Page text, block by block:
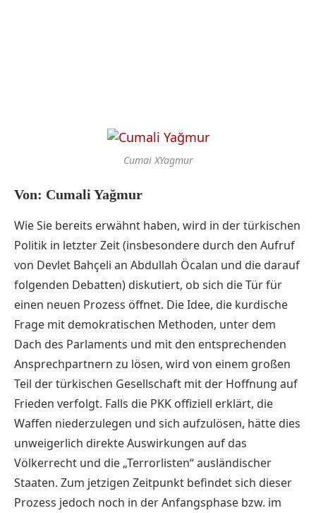
Cumai XYagmur
Von: Cumali Yağmur
Wie Sie bereits erwähnt haben, wird in der türkischen
Politik in letzter Zeit (insbesondere durch den Aufruf
von Devlet Bahçeli an Abdullah Öcalan und die darauf
folgenden Debatten) diskutiert, ob sich die Tür für
einen neuen Prozess öffnet. Die Idee, die kurdische
Frage mit demokratischen Methoden, unter dem
Dach des Parlaments und mit den entsprechenden
Ansprechpartnern zu lösen, wird von einem großen
Teil der türkischen Gesellschaft mit der Hoffnung auf
Frieden verfolgt. Falls die PKK offiziell erklärt, die
Waffen niederzulegen und sich aufzulösen, hätte dies
unweigerlich direkte Auswirkungen auf das
Völkerrecht und die „Terrorlisten“ ausländischer
Staaten. Zum jetzigen Zeitpunkt befindet sich dieser
Prozess jedoch noch in der Anfangsphase bzw. im